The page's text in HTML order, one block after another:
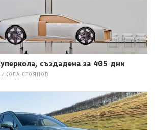
създадена за 405 дни
СТОЯНОВ